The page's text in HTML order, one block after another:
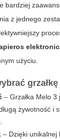
bardziej
z jednego
użyciu.
– Grzałka Melo
żywotność i
– Dzięki unikalnej